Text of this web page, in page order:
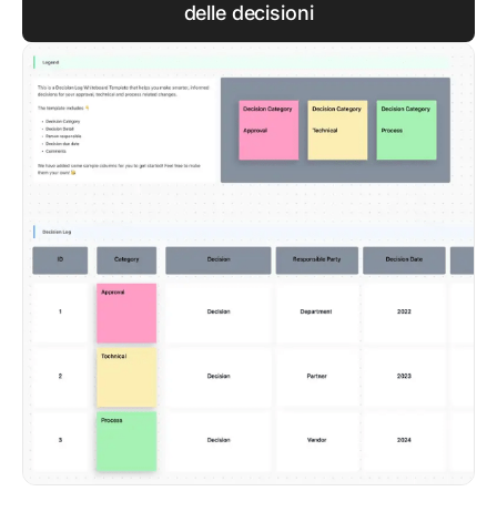
delle decisioni